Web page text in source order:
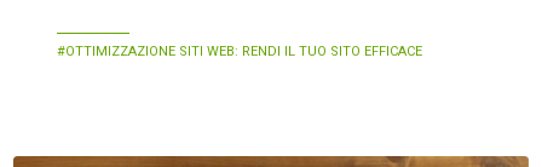
OTTIMIZZAZIONE SITI WEB: RENDI IL TUO SITO EFFICACE